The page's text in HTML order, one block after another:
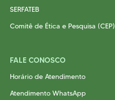
SERFATEB
Comitê de Ética e Pesquisa (CEP)
FALE CONOSCO
Horário de Atendimento
Atendimento WhatsApp